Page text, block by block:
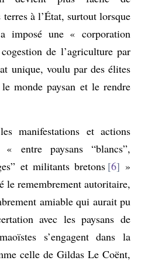
à l’État, surtout lorsque
imposé une « corporation
de l’agriculture par
unique, voulu par des élites
monde paysan et le rendre
manifestations et actions
« entre paysans “blancs”,
et militants bretons 6
»
le remembrement autoritaire,
amiable qui aurait pu
avec les paysans de
s’engagent dans la
celle de Gildas Le Coënt,